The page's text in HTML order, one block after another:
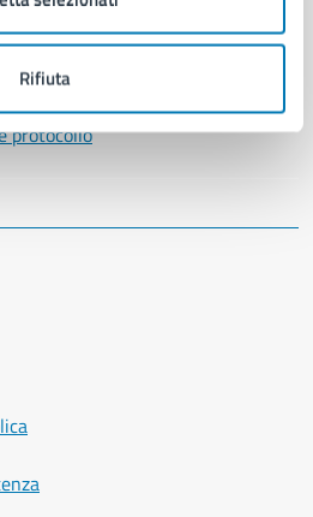
Rifiuta
protocollo